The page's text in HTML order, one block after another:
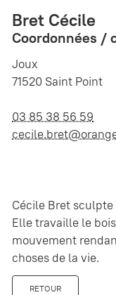
Bret Cécile
Coordonnées /
Joux
71520 Saint Point
03 85 38 56 59
Cécile Bret
Elle travaille le
mouvement
choses de la vie.
RETOUR